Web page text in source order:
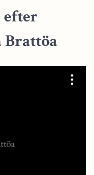
Brattöa